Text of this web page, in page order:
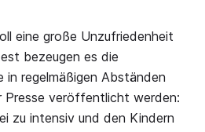
eine große Unzufriedenheit
bezeugen es die
in regelmäßigen Abständen
Presse veröffentlicht werden:
zu intensiv und den Kindern